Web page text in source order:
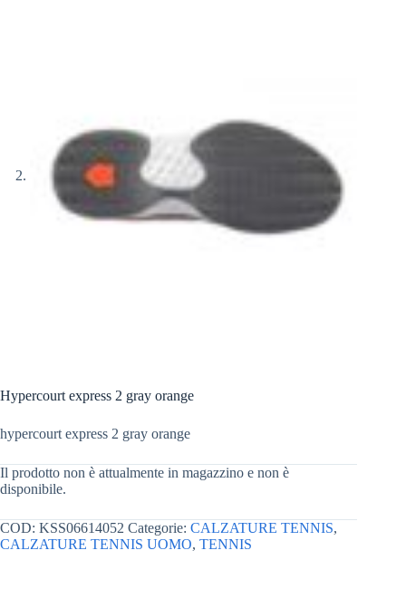
Hypercourt express 2 gray orange
hypercourt express 2 gray orange
Il prodotto non è attualmente in magazzino e non è
disponibile.
COD: KSS06614052 Categorie: CALZATURE TENNIS,
CALZATURE TENNIS UOMO, TENNIS